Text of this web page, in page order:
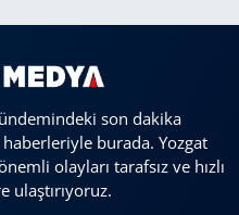
son dakika
burada. Yozgat
olayları tarafsız ve hızlı
ulaştırıyoruz.